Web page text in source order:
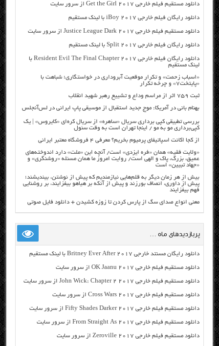
دانلود مستقیم فیلم خارجی Get the Girl 2017 از سرور سایت
دانلود رایگان فیلم خارجی iBoy 2017 با لینک مستقیم
دانلود مستقیم فیلم خارجی Justice League Dark 2017 از سرور سایت
دانلود رایگان فیلم خارجی Split 2017 با لینک مستقیم
دانلود رایگان فیلم خارجی Resident Evil The Final Chapter 2017 با
لینک مستقیم
«اسباب زحمت» و تکرار موقعیت آبروداری در خواستگاری؛ شباهت با
«پایتخت۷» و چرخه تکرار
ثبت ۷۵۹ اثر از مراسم وداع و تشییع رهبر شهید انقلاب
بهنام بانی در آمریکا: موج جدید استقبال از موسیقی پاپ ایرانی در لس‌آنجلس
بررسی تطبیقی کپی برداری سریال «ساهره» از سریال کره‌ای «کایروس» | یک
کپی‌برداری مو به مو / اینجا تهران است به وقت سئول
از کجا اکانت اسپاتیفای پرمیوم بخریم؟ معرفی ۴ فروشگاه معتبر ایرانی
«ولایت فقیه» همان «فره ایزدی» است/ آنچه این «ملت» دارد اندوخته‌های
عمیق، بزرگ، پاک و الهی است/ روایت امروز ما همان مسئله «روشنگری» و
«جهاد تبیین» است
بیش از هر زمان دیگر به قلم‌هایی نیازمندیم که پیش از نوشتن، بیندیشند؛
پیش از داوری، انصاف بورزند و پیش از آنکه بر هیاهو بیفزایند، بر روشنایی
فهم بیفزایند
معنی انواع صدای سگ از پارس کردن تا زوزه کشیدن + دانلود فایل صوتی
پربازدیدهای ماه …
دانلود رایگان مسنتد خارجی Britney Ever After 2017 با لینک مستقیم
دانلود مستقیم فیلم خارجی OK Jaanu 2017 از سرور سایت
دانلود مستقیم فیلم خارجی John Wick: Chapter 2 2017 از سرور سایت
دانلود مستقیم فیلم خارجی Cross Wars 2017 از سرور سایت
دانلود مستقیم فیلم خارجی Fifty Shades Darker 2017 از سرور سایت
دانلود مستقیم فیلم خارجی From Straight As 2017 از سرور سایت
دانلود مستقیم فیلم خارجی Zeroville 2017 از سرور سایت